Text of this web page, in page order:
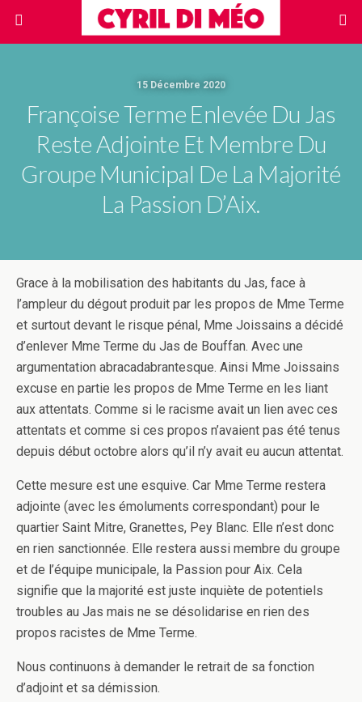
15 Décembre 2020
Françoise Terme Enlevée Du Jas
Reste Adjointe Et Membre Du
Groupe Municipal De La Majorité
La Passion D’Aix.
Grace à la mobilisation des habitants du Jas, face à
l’ampleur du dégout produit par les propos de Mme Terme
et surtout devant le risque pénal, Mme Joissains a décidé
d’enlever Mme Terme du Jas de Bouffan. Avec une
argumentation abracadabrantesque. Ainsi Mme Joissains
excuse en partie les propos de Mme Terme en les liant
aux attentats. Comme si le racisme avait un lien avec ces
attentats et comme si ces propos n’avaient pas été tenus
depuis début octobre alors qu’il n’y avait eu aucun attentat.
Cette mesure est une esquive. Car Mme Terme restera
adjointe (avec les émoluments correspondant) pour le
quartier Saint Mitre, Granettes, Pey Blanc. Elle n’est donc
en rien sanctionnée. Elle restera aussi membre du groupe
et de l’équipe municipale, la Passion pour Aix. Cela
signifie que la majorité est juste inquiète de potentiels
troubles au Jas mais ne se désolidarise en rien des
propos racistes de Mme Terme.
Nous continuons à demander le retrait de sa fonction
d’adjoint et sa démission.